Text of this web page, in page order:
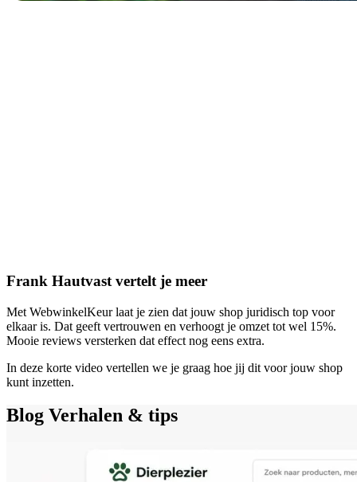
Frank Hautvast vertelt je meer
Met WebwinkelKeur laat je zien dat jouw shop juridisch top voor
elkaar is. Dat geeft vertrouwen en verhoogt je omzet tot wel 15%.
Mooie reviews versterken dat effect nog eens extra.
In deze korte video vertellen we je graag hoe jij dit voor jouw shop
kunt inzetten.
Blog Verhalen & tips